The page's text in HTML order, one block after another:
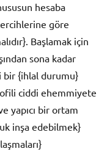
hesaba
göre
Başlamak için
sona kadar
bir {ihlal durumu}
ciddi ehemmiyete
yapıcı bir ortam
inşa edebilmek}